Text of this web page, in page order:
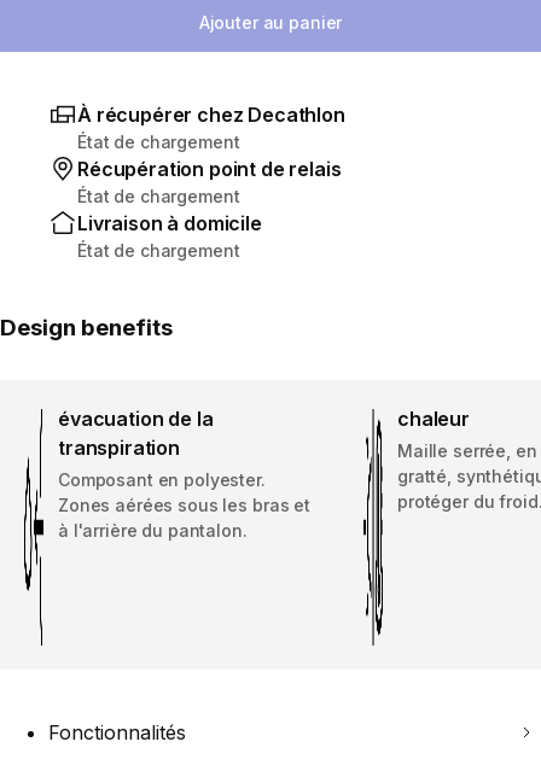
Ajouter au panier
À récupérer chez Decathlon
État de chargement
Récupération point de relais
État de chargement
Livraison à domicile
État de chargement
Design benefits
évacuation de la
transpiration
Composant en polyester.
Zones aérées sous les bras et
à l'arrière du pantalon.
chaleur
Maille serrée,
gratté,
protéger du
Fonctionnalités